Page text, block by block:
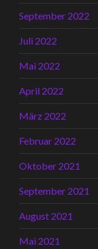
September 2022
Juli 2022
Mai 2022
April 2022
März 2022
Februar 2022
Oktober 2021
September 2021
August 2021
Mai 2021